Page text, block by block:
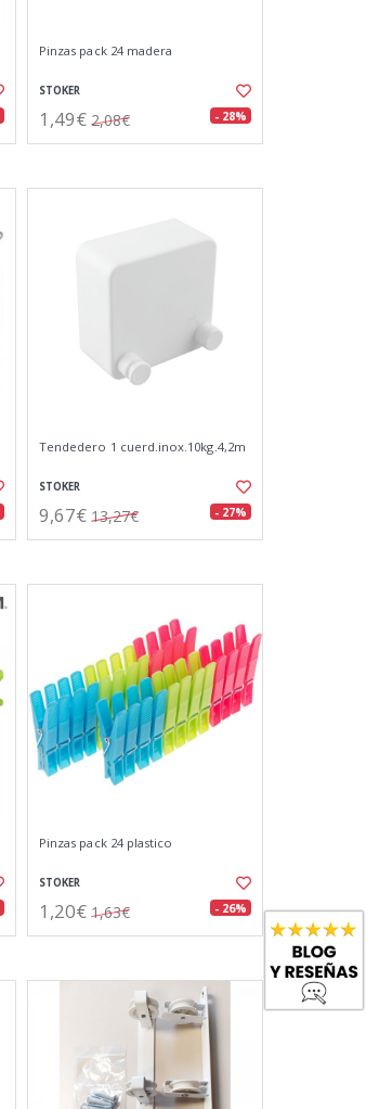
Pinzas pack 24 madera
STOKER
1,49€ 2,08€ - 28%
Tendedero 1 cuerd.inox.10kg.4,2m
STOKER
9,67€ 13,27€ - 27%
Pinzas pack 24 plastico
STOKER
1,20€ 1,63€ - 26%